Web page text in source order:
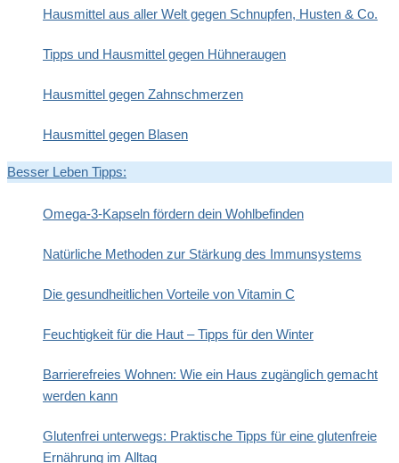
Hausmittel aus aller Welt gegen Schnupfen, Husten & Co.
Tipps und Hausmittel gegen Hühneraugen
Hausmittel gegen Zahnschmerzen
Hausmittel gegen Blasen
Besser Leben Tipps:
Omega-3-Kapseln fördern dein Wohlbefinden
Natürliche Methoden zur Stärkung des Immunsystems
Die gesundheitlichen Vorteile von Vitamin C
Feuchtigkeit für die Haut – Tipps für den Winter
Barrierefreies Wohnen: Wie ein Haus zugänglich gemacht
werden kann
Glutenfrei unterwegs: Praktische Tipps für eine glutenfreie
Ernährung im Alltag